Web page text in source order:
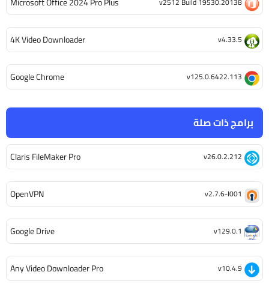
برامج ذات صلة
Claris FileMaker Pro v26.0.2.212
OpenVPN v2.7.6-I001
Google Drive v129.0.1
Any Video Downloader Pro v10.4.9
4K Video Downloader v4.33.5
Google Chrome v125.0.6422.113